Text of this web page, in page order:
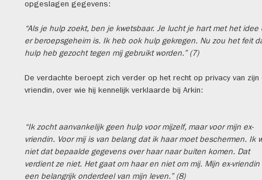
opgeslagen gegevens:
“Als je hulp zoekt, ben je kwetsbaar. Je lucht je hart met het idee
er beroepsgeheim is. Ik heb ook hulp gekregen. Nu zou het feit
hulp heb gezocht tegen mij gebruikt worden.” (7)
De verdachte beroept zich verder op het recht op privacy van zijn
vriendin, over wie hij kennelijk verklaarde bij Arkin:
“Ik zocht aanvankelijk geen hulp voor mijzelf, maar voor mijn ex-
vriendin. Voor mij is van belang dat ik haar moet beschermen. Ik
niet dat bepaalde gegevens over haar naar buiten komen. Dat
verdient ze niet. Het gaat om haar en niet om mij. Mijn ex-vriendin
een belangrijk onderdeel van mijn leven.” (8)